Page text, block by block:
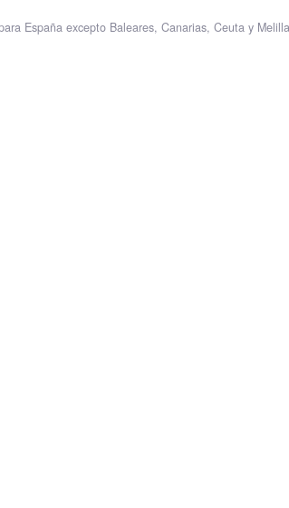
España excepto Baleares, Canarias, Ceuta y